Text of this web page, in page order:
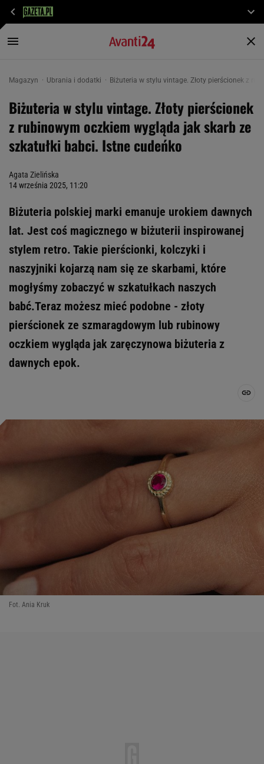
Magazyn Ubrania i dodatki Biżuteria w stylu vintage. Złoty pierścionek z
Biżuteria w stylu vintage. Złoty pierścionek
z rubinowym oczkiem wygląda jak skarb ze
szkatułki babci. Istne cudeńko
Agata Zielińska
14 września 2025, 11:20
Biżuteria polskiej marki emanuje urokiem dawnych
lat. Jest coś magicznego w biżuterii inspirowanej
stylem retro. Takie pierścionki, kolczyki i
naszyjniki kojarzą nam się ze skarbami, które
mogłyśmy zobaczyć w szkatułkach naszych
babć.Teraz możesz mieć podobne - złoty
pierścionek ze szmaragdowym lub rubinowy
oczkiem wygląda jak zaręczynowa biżuteria z
dawnych epok.
Fot. Ania Kruk